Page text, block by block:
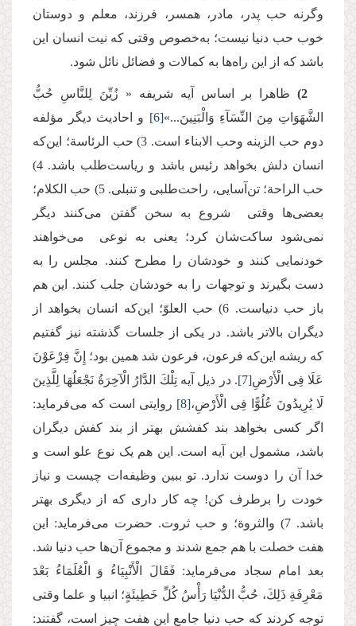
وگرنه حب پدر، مادر، همسر، فرزند، معلم و دوستان
خوب حب‌ دنیا نیست؛ به‌خصوص وقتی که نیت انسان این
باشد که از این راه‌ها به کمالات و فضائل نائل شود.
2)
ظاهرا بر اساس آیه شریفه « زُیِّنَ لِلنَّاسِ حُبُّ
الشَّهَوَاتِ مِنَ النِّسَآءِ وَالْبَنِینَ...»[6] و احادیث دیگر مؤلفه
دوم حب الزینه وحب الابناء است. 3) حب ‌الرئاسة‌؛ این‌که
انسان دلش بخواهد رئیس باشد و ریاست‌طلب باشد. 4)
حب‌ الراحة؛ تن‌آسایی، راحت‌طلبی و تنبلی. 5) حب ‌الکلام؛
بعضی‌ها وقتی شروع به سخن گفتن می‌کنند دیگر
نمی‌شود ساکت‌شان کرد؛ یعنی به نوعی می‌خواهند
خودنمایی کنند و خودشان را مطرح کنند. مجلس را به
دست بگیرند و توجهات را به خودشان جلب کنند. این هم
باز حب‌ دنیاست. 6) حب ‌العلوّ؛ این‌که انسان بخواهد از
دیگران بالاتر باشد. در یکی از جلسات گذشته نیز گفتیم
که ریشه این‌که فرعون، فرعون شد همین بود؛ إِنَّ فِرْعَوْنَ
عَلَا فِی الْأَرْضِ[7]. در ذیل آیه تِلْكَ الدَّارُ الْآخِرَةُ نَجْعَلُهَا لِلَّذِینَ
لَا یُرِیدُونَ عُلُوًّا فِی الْأَرْضِ،[8] روایتی است که می‌فرماید:
اگر کسی بخواهد بند کفشش بهتر از بند کفش دیگران
باشد، مشمول این آیه است. این هم یک نوع علو است و
خدا آن را دوست ندارد. تو ببین وظیفه‌ات چیست و نیاز
خودت را برطرف کن! چه کار داری که از دیگری بهتر
باشد. 7) والثروة؛ و حب ثروت. حضرت می‌فرماید: این
هفت خصلت با هم جمع شدند و مجموع آن‌ها حب دنیا شد.
بعد امام سجاد می‌فرماید: فَقَالَ الْأَنْبِیَاءُ وَ الْعُلَمَاءُ بَعْدَ
مَعْرِفَةِ ذَلِكَ، حُبُّ الدُّنْیَا رَأْسُ كُلِّ خَطِیئَةٍ؛ انبیا و علما وقتی
توجه کردند که حب‌ دنیا جامع این هفت چیز است، گفتند: